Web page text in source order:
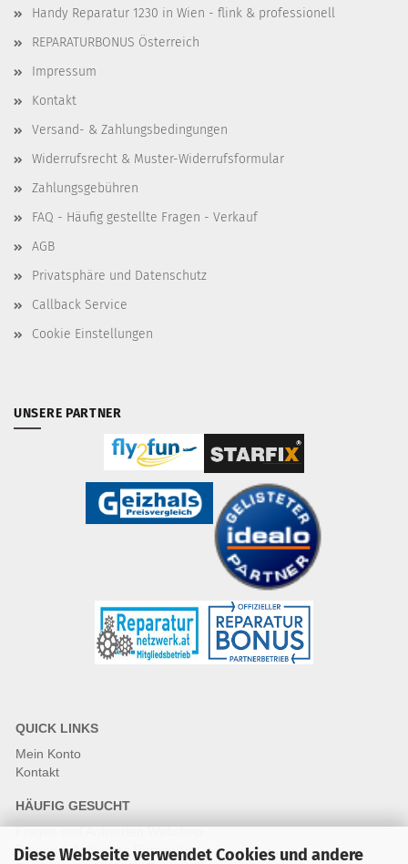
Diese Webseite verwendet Cookies und andere
Handy Reparatur 1230 in Wien - flink & professionell
REPARATURBONUS Österreich
Impressum
Kontakt
Versand- & Zahlungsbedingungen
Widerrufsrecht & Muster-Widerrufsformular
Zahlungsgebühren
FAQ - Häufig gestellte Fragen - Verkauf
AGB
Privatsphäre und Datenschutz
Callback Service
Cookie Einstellungen
UNSERE PARTNER
QUICK LINKS
Mein Konto
Kontakt
HÄUFIG GESUCHT
Fragen und Antworten Webshop
Fragen & Antworten Reparatur